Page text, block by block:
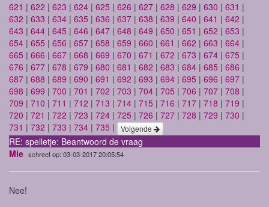
621 | 622 | 623 | 624 | 625 | 626 | 627 | 628 | 629 | 630 | 631 |
632 | 633 | 634 | 635 | 636 | 637 | 638 | 639 | 640 | 641 | 642 |
643 | 644 | 645 | 646 | 647 | 648 | 649 | 650 | 651 | 652 | 653 |
654 | 655 | 656 | 657 | 658 | 659 | 660 | 661 | 662 | 663 | 664 |
665 | 666 | 667 | 668 | 669 | 670 | 671 | 672 | 673 | 674 | 675 |
676 | 677 | 678 | 679 | 680 | 681 | 682 | 683 | 684 | 685 | 686 |
687 | 688 | 689 | 690 | 691 | 692 | 693 | 694 | 695 | 696 | 697 |
698 | 699 | 700 | 701 | 702 | 703 | 704 | 705 | 706 | 707 | 708 |
709 | 710 | 711 | 712 | 713 | 714 | 715 | 716 | 717 | 718 | 719 |
720 | 721 | 722 | 723 | 724 | 725 | 726 | 727 | 728 | 729 | 730 |
731 | 732 | 733 | 734 | 735 | Volgende
RE: spelletje: Beantwoord de vraag
Mie schreef op: 03-03-2017 20:05:54
Nee!